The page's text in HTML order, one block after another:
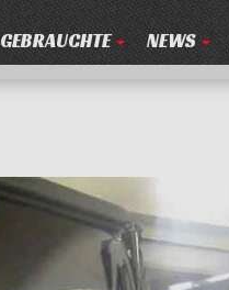
GEBRAUCHTE NEWS